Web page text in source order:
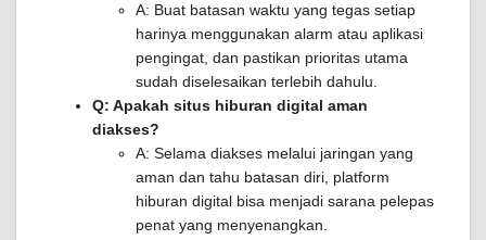
A: Buat batasan waktu yang tegas setiap
harinya menggunakan alarm atau aplikasi
pengingat, dan pastikan prioritas utama
sudah diselesaikan terlebih dahulu.
Q: Apakah situs hiburan digital aman
diakses?
A: Selama diakses melalui jaringan yang
aman dan tahu batasan diri, platform
hiburan digital bisa menjadi sarana pelepas
penat yang menyenangkan.